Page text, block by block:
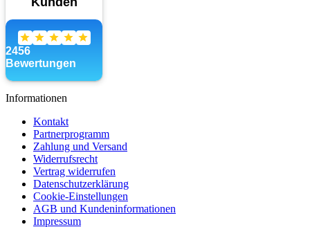
Informationen
Kontakt
Partnerprogramm
Zahlung und Versand
Widerrufsrecht
Vertrag widerrufen
Datenschutzerklärung
Cookie-Einstellungen
AGB und Kundeninformationen
Impressum